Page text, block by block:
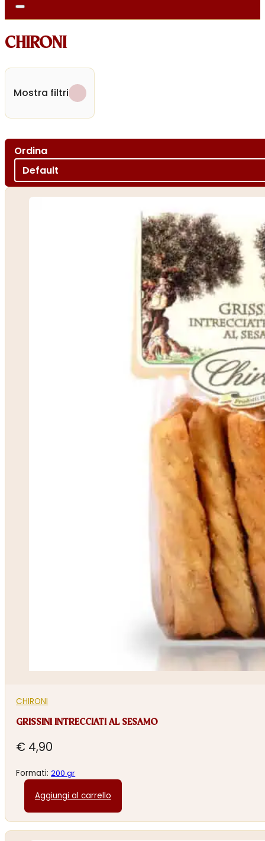
CHIRONI
Mostra filtri
Ordina
Ordina per
Sort content
CHIRONI
GRISSINI INTRECCIATI AL SESAMO
€ 4,90
Formati:200 gr
Aggiungi al carrello